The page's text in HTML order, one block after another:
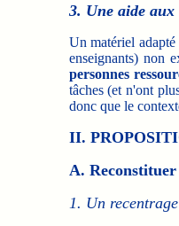
3. Une aide aux
Un matériel
enseignants) non
personnes
tâches (et n'ont
donc que le
II.
A.
1. Un